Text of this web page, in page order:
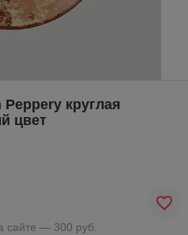
круглая
цвет
сайте — 300 руб.